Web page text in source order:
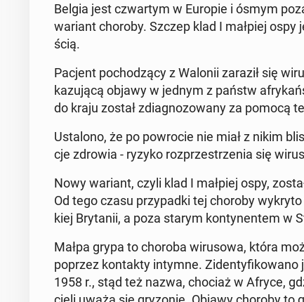
Belgia jest czwar­tym w Europie i ósmym
wariant choroby. Szczep klad I małpiej
ścią.
Pacjent po­cho­dzą­cy z Walonii zaraził się
ka­zu­ją­cą objawy w jednym z państw
do kraju został zdia­gno­zo­wa­ny za pomocą
Usta­lo­no, że po po­wro­cie nie miał z nikim
cje zdrowia - ryzyko roz­prze­strze­nia się
Nowy wariant, czyli klad I małpiej ospy,
Od tego czasu przy­pad­ki tej choroby
kiej Bry­ta­nii, a poza starym kon­ty­nen­tem w
Małpa grypa to choroba wi­ru­so­wa, która
poprzez kon­tak­ty intymne. Zi­den­ty­fi­ko­wa­no
1958 r., stąd też nazwa, chociaż w Afryce,